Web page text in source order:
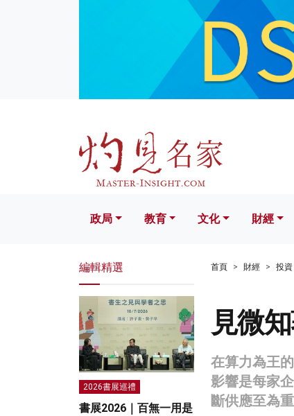
文化 財經 生
政局 教育 文化 財經
首頁 財經 投資
見微
在算力為王
影響是每家
斷供應至為重
編輯精選
2026書展巡禮
書展2026｜百無一用是